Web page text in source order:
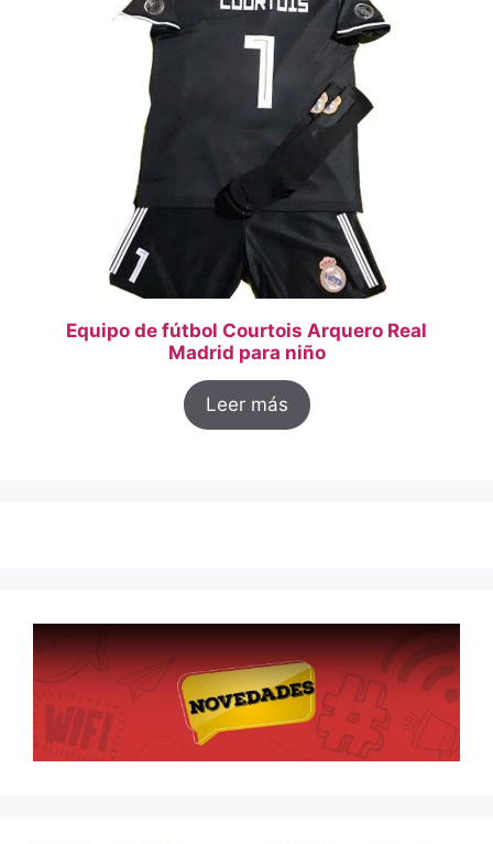
Equipo de fútbol Courtois Arquero Real
Madrid para niño
Leer más